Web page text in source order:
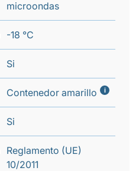
microondas
-18 °C
Si
Contenedor amarillo i
Si
Reglamento (UE)
10/2011